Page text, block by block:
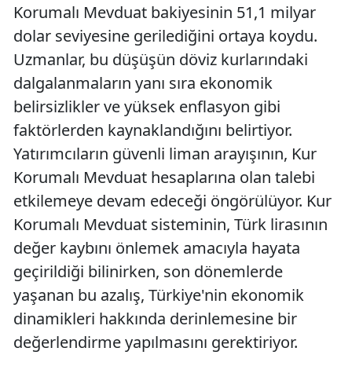
Korumalı Mevduat bakiyesinin 51,1 milyar
dolar seviyesine gerilediğini ortaya koydu.
Uzmanlar, bu düşüşün döviz kurlarındaki
dalgalanmaların yanı sıra ekonomik
belirsizlikler ve yüksek enflasyon gibi
faktörlerden kaynaklandığını belirtiyor.
Yatırımcıların güvenli liman arayışının, Kur
Korumalı Mevduat hesaplarına olan talebi
etkilemeye devam edeceği öngörülüyor. Kur
Korumalı Mevduat sisteminin, Türk lirasının
değer kaybını önlemek amacıyla hayata
geçirildiği bilinirken, son dönemlerde
yaşanan bu azalış, Türkiye'nin ekonomik
dinamikleri hakkında derinlemesine bir
değerlendirme yapılmasını gerektiriyor.